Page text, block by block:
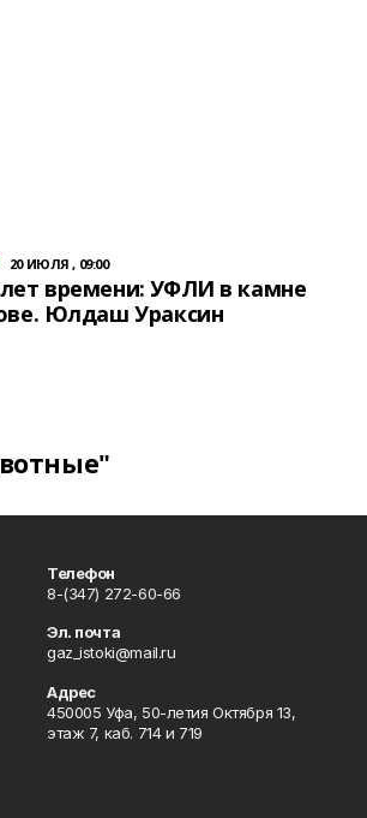
20 ИЮЛЯ , 09:00
времени: УФЛИ в камне
Юлдаш Ураксин
Телефон
8-(347) 272-60-66
Эл. почта
gaz_istoki@mail.ru
Адрес
450005 Уфа, 50-летия Октября 13,
этаж 7, каб. 714 и 719